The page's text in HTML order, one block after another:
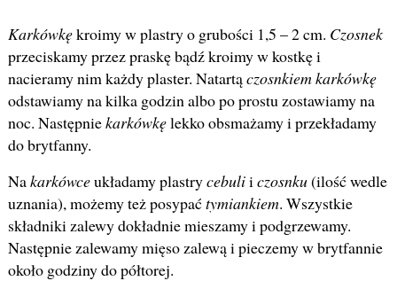
Karkówkękroimy w plastry o grubości 1,5 – 2 cm. Czosnek
przeciskamy przez praskę bądź kroimy w kostkę i
nacieramy nim każdy plaster. Natartączosnkiem karkówkę
odstawiamy na kilka godzin albo po prostu zostawiamy na
noc. Następniekarkówkęlekko obsmażamy i przekładamy
do brytfanny.
Nakarkówceukładamy plastrycebulii czosnku(ilość wedle
uznania), możemy też posypaćtymiankiem. Wszystkie
składniki zalewy dokładnie mieszamy i podgrzewamy.
Następnie zalewamy mięso zalewą i pieczemy w brytfannie
około godziny do półtorej.